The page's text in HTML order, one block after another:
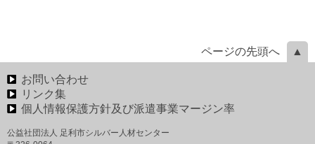
ページの先頭へ
お問い合わせ
リンク集
個人情報保護方針及び派遣事業マージン率
公益社団法人 足利市シルバー人材センター